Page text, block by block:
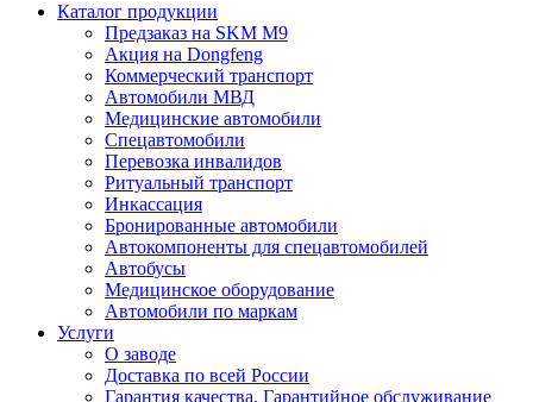
Каталог продукции
Предзаказ на SKM M9
Акция на Dongfeng
Коммерческий транспорт
Автомобили МВД
Медицинские автомобили
Спецавтомобили
Перевозка инвалидов
Ритуальный транспорт
Инкассация
Бронированные автомобили
Автокомпоненты для спецавтомобилей
Автобусы
Медицинское оборудование
Автомобили по маркам
Услуги
О заводе
Доставка по всей России
Гарантия качества. Гарантийное обслуживание